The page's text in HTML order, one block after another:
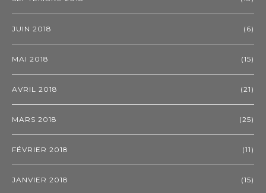
JUIN 2018 (6)
MAI 2018 (15)
AVRIL 2018 (21)
MARS 2018 (25)
FÉVRIER 2018 (11)
JANVIER 2018 (15)